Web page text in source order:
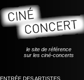
le site de référence
sur les ciné-concerts
ENTRÉE DES ARTISTES